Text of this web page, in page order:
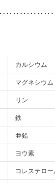
カルシウム
マグネシウム
リン
鉄
亜鉛
ヨウ素
コレステロ